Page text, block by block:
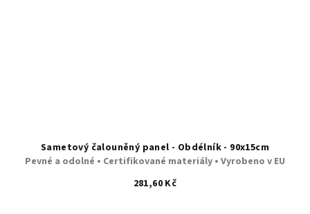
Sametový čalouněný panel - Obdélník - 90x15cm
Pevné a odolné • Certifikované materiály • Vyrobeno v EU
281,60 Kč